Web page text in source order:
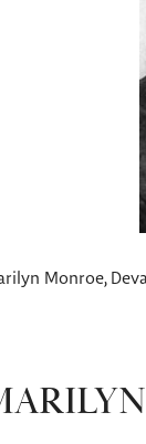
Monroe,